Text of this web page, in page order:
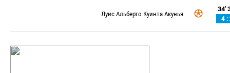
Луис Альберто Куинта Акунья
34'
4 :